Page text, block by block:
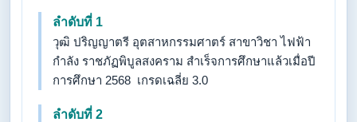
ลำดับที่ 1
วุฒิ ปริญญาตรี อุตสาหกรรมศาตร์ สาขาวิชา ไฟฟ้า
กำลัง ราชภัฏพิบูลสงคราม สำเร็จการศึกษาแล้วเมื่อปี
การศึกษา 2568 เกรดเฉลี่ย 3.0
ลำดับที่ 2